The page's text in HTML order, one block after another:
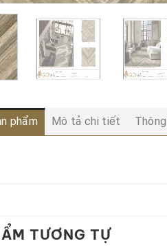
phẩm Mô tả chi tiết
TƯƠNG TỰ